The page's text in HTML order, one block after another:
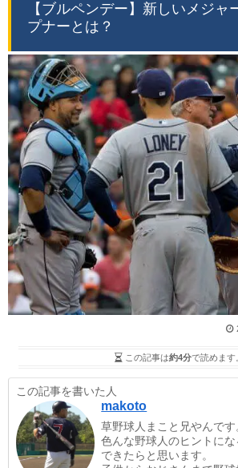
【ブルペンデー】新しいメジャ
プナーとは？
この記事は約4分で読めます
この記事を書いた人
makoto
草野球人まこと兄やんです
色んな野球人のヒントに
できたらと思います。